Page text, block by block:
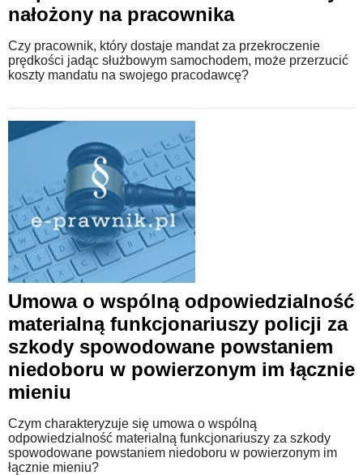
nałożony na pracownika
Czy pracownik, który dostaje mandat za przekroczenie
prędkości jadąc służbowym samochodem, może przerzucić
koszty mandatu na swojego pracodawcę?
Umowa o wspólną odpowiedzialność
materialną funkcjonariuszy policji za
szkody spowodowane powstaniem
niedoboru w powierzonym im łącznie
mieniu
Czym charakteryzuje się umowa o wspólną
odpowiedzialność materialną funkcjonariuszy za szkody
spowodowane powstaniem niedoboru w powierzonym im
łącznie mieniu?